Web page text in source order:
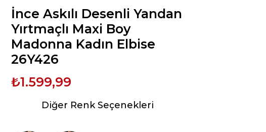
İnce Askılı Desenli Yandan
Yırtmaçlı Maxi Boy
Madonna Kadın Elbise
26Y426
₺1.599,99
Diğer Renk Seçenekleri